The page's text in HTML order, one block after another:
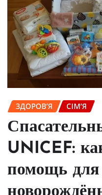
ЗДОРОВ’Я СІМ’Я
UNICEF:
помощь для